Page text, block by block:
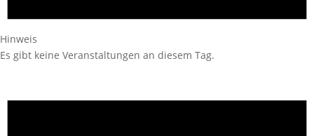
Hinweis
Es gibt keine Veranstaltungen an diesem Tag.